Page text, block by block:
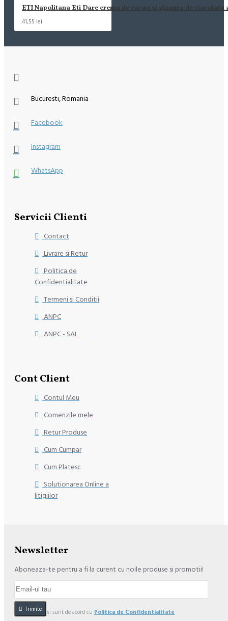
ETI Napolitana Eti Dare crema de cacao si glazura de ciocolata
41,55 lei
Bucuresti, Romania
Facebook
Instagram
WhatsApp
Servicii Clienti
Contact
Livrare si Retur
Politica de
Confidentialitate
Termeni si Conditii
ANPC
ANPC - SAL
Cont Client
Contul Meu
Comenzile mele
Retur Produse
Cum Cumpar
Cum Platesc
Solutionarea Online a
litigiilor
Newsletter
Aboneaza-te pentru a fi la curent cu noile produse si promotii!
Trimite
Am citit şi sunt de acord cu Politica de Confidentialitate